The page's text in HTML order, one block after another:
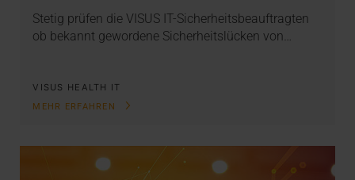
Stetig prüfen die VISUS IT-Sicherheitsbeauftragten
ob bekannt gewordene Sicherheitslücken von…
VISUS HEALTH IT
MEHR ERFAHREN